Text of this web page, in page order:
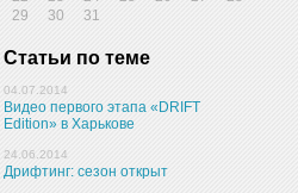
29
30 31
Статьи по теме
04.07.2014
Видео первого этапа «DRIFT
Edition» в Харькове
24.06.2014
Дрифтинг: сезон открыт